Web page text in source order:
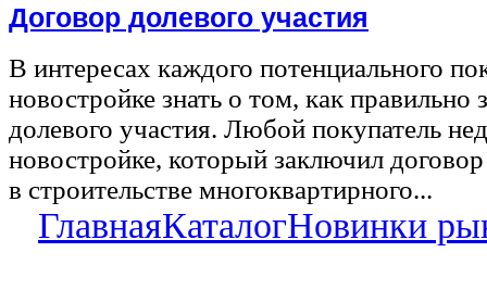
Договор долевого участия
В интересах каждого потенциального
новостройке знать о том, как правильно
долевого участия. Любой покупатель
новостройке, который заключил
в строительстве многоквартирного...
ГлавнаяКаталогНовинки